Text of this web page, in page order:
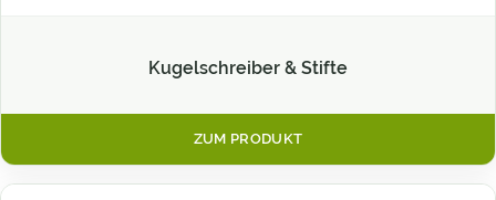
Kugelschreiber & Stifte
ZUM PRODUKT